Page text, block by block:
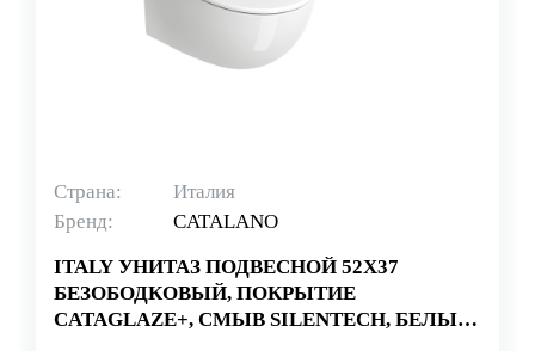
Страна:
Италия
Бренд:
CATALANO
ITALY УНИТАЗ ПОДВЕСНОЙ 52Х37
БЕЗОБОДКОВЫЙ, ПОКРЫТИЕ
CATAGLAZE+, СМЫВ SILENTECH, БЕЛЫЙ